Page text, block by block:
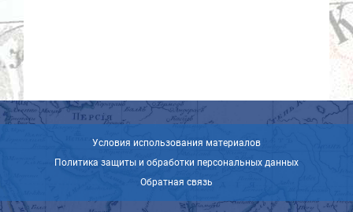
Условия использования материалов
Политика защиты и обработки персональных данных
Обратная связь